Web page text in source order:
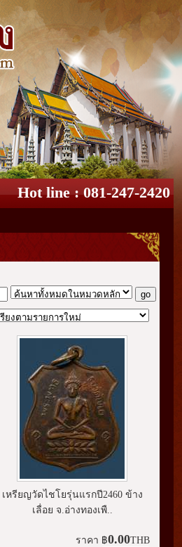
Hot line : 081-247-2420
เหรียญวัดไชโยรุ่นแรกปี2460 ข้าง
เลื่อย จ.อ่างทองเพื..
ราคา ฿0.00THB